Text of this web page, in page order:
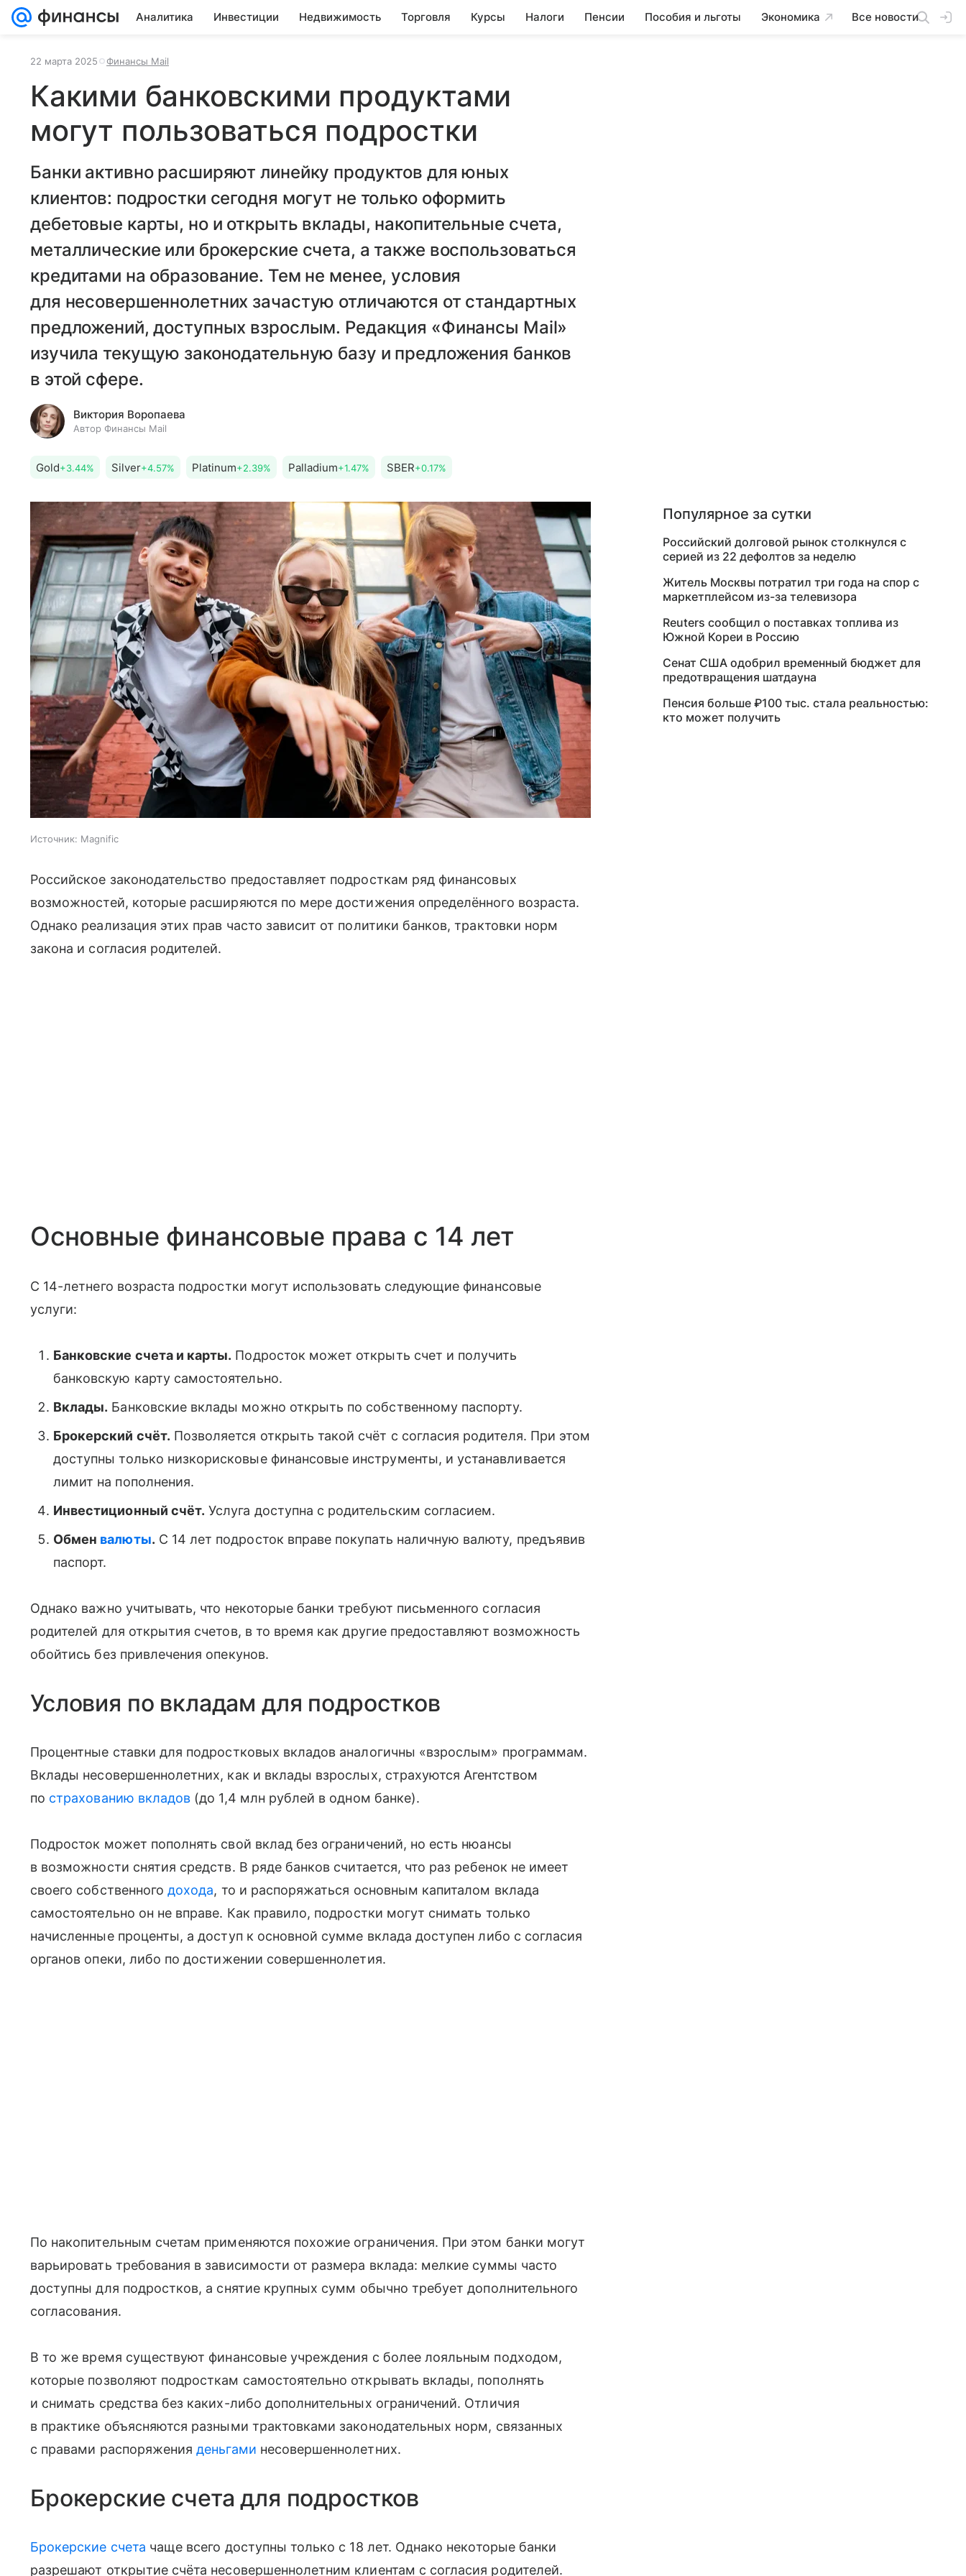
Аналитика Инвестиции Недвижимость Торговля Курсы Налоги Пенсии Пособия и льготы Экономика Все новости
22 марта 2025 Финансы Mail
Какими банковскими продуктами
могут пользоваться подростки
Банки активно расширяют линейку продуктов для юных
клиентов: подростки сегодня могут не только оформить
дебетовые карты, но и открыть вклады, накопительные счета,
металлические или брокерские счета, а также воспользоваться
кредитами на образование. Тем не менее, условия
для несовершеннолетних зачастую отличаются от стандартных
предложений, доступных взрослым. Редакция «Финансы Mail»
изучила текущую законодательную базу и предложения банков
в этой сфере.
Виктория Воропаева
Автор Финансы Mail
Gold+3.44% Silver+4.57% Platinum+2.39% Palladium+1.47% SBER+0.17%
Источник: Magnific
Российское законодательство предоставляет подросткам ряд финансовых
возможностей, которые расширяются по мере достижения определённого возраста.
Однако реализация этих прав часто зависит от политики банков, трактовки норм
закона и согласия родителей.
Основные финансовые права с 14 лет
С 14-летнего возраста подростки могут использовать следующие финансовые
услуги:
Банковские счета и карты. Подросток может открыть счет и получить
банковскую карту самостоятельно.
Вклады. Банковские вклады можно открыть по собственному паспорту.
Брокерский счёт. Позволяется открыть такой счёт с согласия родителя. При этом
доступны только низкорисковые финансовые инструменты, и устанавливается
лимит на пополнения.
Инвестиционный счёт. Услуга доступна с родительским согласием.
Обмен валюты. С 14 лет подросток вправе покупать наличную валюту, предъявив
паспорт.
Однако важно учитывать, что некоторые банки требуют письменного согласия
родителей для открытия счетов, в то время как другие предоставляют возможность
обойтись без привлечения опекунов.
Условия по вкладам для подростков
Процентные ставки для подростковых вкладов аналогичны «взрослым» программам.
Вклады несовершеннолетних, как и вклады взрослых, страхуются Агентством
по страхованию вкладов (до 1,4 млн рублей в одном банке).
Подросток может пополнять свой вклад без ограничений, но есть нюансы
в возможности снятия средств. В ряде банков считается, что раз ребенок не имеет
своего собственногодохода, то и распоряжаться основным капиталом вклада
самостоятельно он не вправе. Как правило, подростки могут снимать только
начисленные проценты, а доступ к основной сумме вклада доступен либо с согласия
органов опеки, либо по достижении совершеннолетия.
По накопительным счетам применяются похожие ограничения. При этом банки могут
варьировать требования в зависимости от размера вклада: мелкие суммы часто
доступны для подростков, а снятие крупных сумм обычно требует дополнительного
согласования.
В то же время существуют финансовые учреждения с более лояльным подходом,
которые позволяют подросткам самостоятельно открывать вклады, пополнять
и снимать средства без каких-либо дополнительных ограничений. Отличия
в практике объясняются разными трактовками законодательных норм, связанных
с правами распоряженияденьгами несовершеннолетних.
Брокерские счета для подростков
Брокерские счета чаще всего доступны только с 18 лет. Однако некоторые банки
разрешают открытие счёта несовершеннолетним клиентам с согласия родителей.
Популярное за сутки
Российский долговой рынок столкнулся с
серией из 22 дефолтов за неделю
Житель Москвы потратил три года на спор с
маркетплейсом из-за телевизора
Reuters сообщил о поставках топлива из
Южной Кореи в Россию
Сенат США одобрил временный бюджет для
предотвращения шатдауна
Пенсия больше ₽100 тыс. стала реальностью:
кто может получить